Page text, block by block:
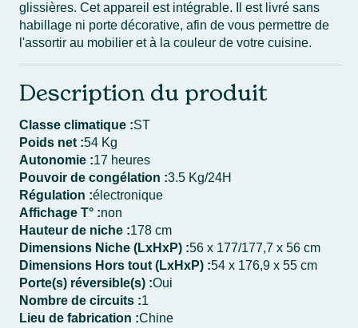
glissières. Cet appareil est intégrable. Il est livré sans
habillage ni porte décorative, afin de vous permettre de
l'assortir au mobilier et à la couleur de votre cuisine.
Description du produit
Classe climatique :ST
Poids net :54 Kg
Autonomie :17 heures
Pouvoir de congélation :3.5 Kg/24H
Régulation :électronique
Affichage T° :non
Hauteur de niche :178 cm
Dimensions Niche (LxHxP) :56 x 177/177,7 x 56 cm
Dimensions Hors tout (LxHxP) :54 x 176,9 x 55 cm
Porte(s) réversible(s) :Oui
Nombre de circuits :1
Lieu de fabrication :Chine